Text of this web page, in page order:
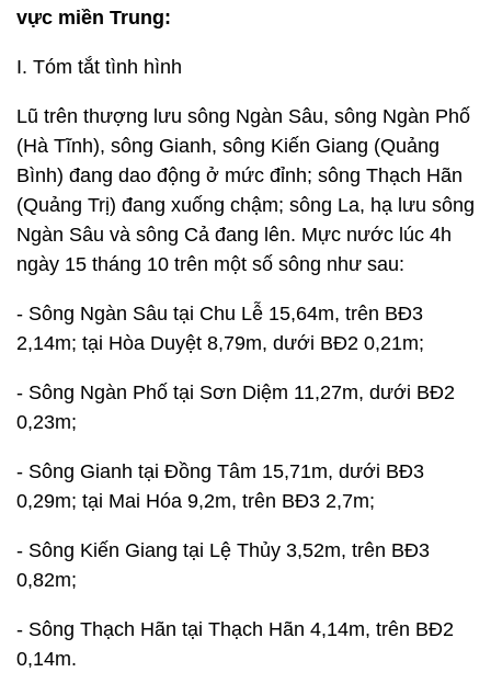
vực miền Trung:
I. Tóm tắt tình hình
Lũ trên thượng lưu sông Ngàn Sâu, sông Ngàn Phố
(Hà Tĩnh), sông Gianh, sông Kiến Giang (Quảng
Bình) đang dao động ở mức đỉnh; sông Thạch Hãn
(Quảng Trị) đang xuống chậm; sông La, hạ lưu sông
Ngàn Sâu và sông Cả đang lên. Mực nước lúc 4h
ngày 15 tháng 10 trên một số sông như sau:
- Sông Ngàn Sâu tại Chu Lễ 15,64m, trên BĐ3
2,14m; tại Hòa Duyệt 8,79m, dưới BĐ2 0,21m;
- Sông Ngàn Phố tại Sơn Diệm 11,27m, dưới BĐ2
0,23m;
- Sông Gianh tại Đồng Tâm 15,71m, dưới BĐ3
0,29m; tại Mai Hóa 9,2m, trên BĐ3 2,7m;
- Sông Kiến Giang tại Lệ Thủy 3,52m, trên BĐ3
0,82m;
- Sông Thạch Hãn tại Thạch Hãn 4,14m, trên BĐ2
0,14m.